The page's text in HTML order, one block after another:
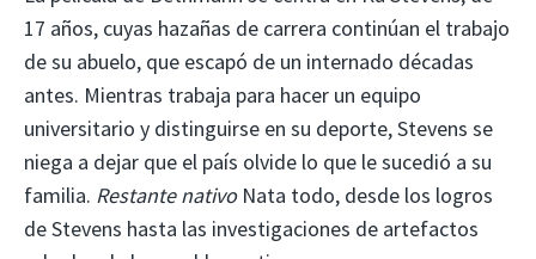
17 años, cuyas hazañas de carrera continúan el trabajo
de su abuelo, que escapó de un internado décadas
antes. Mientras trabaja para hacer un equipo
universitario y distinguirse en su deporte, Stevens se
niega a dejar que el país olvide lo que le sucedió a su
familia. Restante nativo Nata todo, desde los logros
de Stevens hasta las investigaciones de artefactos